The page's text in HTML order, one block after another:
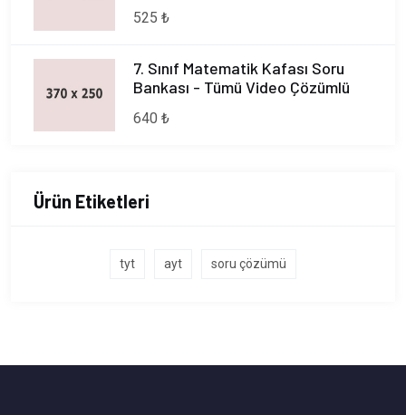
525 ₺
7. Sınıf Matematik Kafası Soru
Bankası - Tümü Video Çözümlü
640 ₺
Ürün Etiketleri
tyt ayt soru çözümü